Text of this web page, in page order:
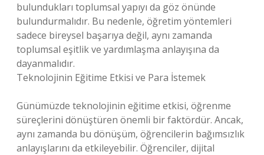
bulundukları toplumsal yapıyı da göz önünde
bulundurmalıdır. Bu nedenle, öğretim yöntemleri
sadece bireysel başarıya değil, aynı zamanda
toplumsal eşitlik ve yardımlaşma anlayışına da
dayanmalıdır.
Teknolojinin Eğitime Etkisi ve Para İstemek
Günümüzde teknolojinin eğitime etkisi, öğrenme
süreçlerini dönüştüren önemli bir faktördür. Ancak,
aynı zamanda bu dönüşüm, öğrencilerin bağımsızlık
anlayışlarını da etkileyebilir. Öğrenciler, dijital